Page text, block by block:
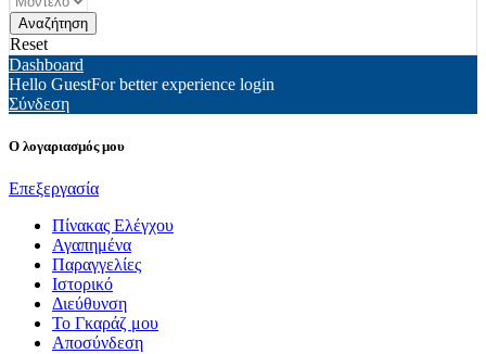
Reset
Dashboard
Hello GuestFor better experience login
Σύνδεση
Ο λογαριασμός μου
Επεξεργασία
Πίνακας Ελέγχου
Αγαπημένα
Παραγγελίες
Ιστορικό
Διεύθυνση
Το Γκαράζ μου
Αποσύνδεση